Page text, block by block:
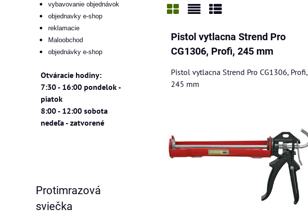
Pistol vytlacna Strend Pro
CG1306, Profi, 245 mm
Pistol vytlacna Strend Pro CG1306, Profi,
245 mm
vybavovanie objednávok
objednavky e-shop
reklamacie
Maloobchod
objednávky e-shop
Otváracie hodiny:
7:30 - 16:00 pondelok -
piatok
8:00 - 12:00 sobota
nedeľa - zatvorené
Protimrazová
sviečka